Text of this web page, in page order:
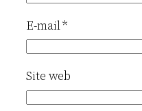
E-mail*
Site web